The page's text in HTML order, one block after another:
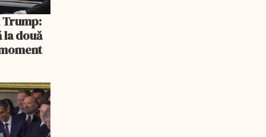
Trump:
la două